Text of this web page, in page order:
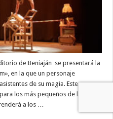
de Beniaján se presentará la
en la que un personaje
de su magia. Este
los más pequeños de la casa
a los …